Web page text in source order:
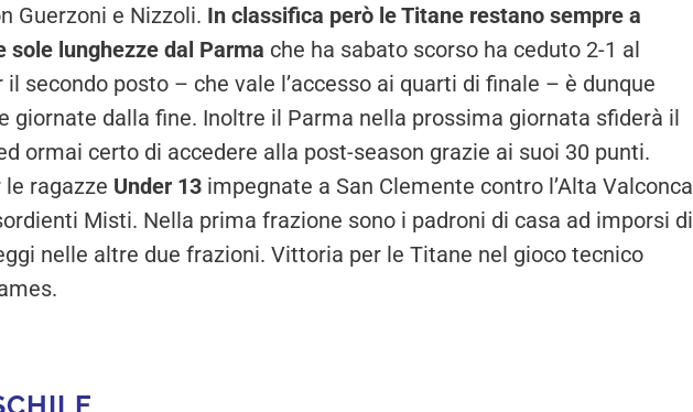
Guerzoni e Nizzoli. In classifica però le Titane restano sempre a
sole lunghezze dal Parma che ha sabato scorso ha ceduto 2-1 al
il secondo posto – che vale l’accesso ai quarti di finale – è dunque
giornate dalla fine. Inoltre il Parma nella prossima giornata sfiderà il
ormai certo di accedere alla post-season grazie ai suoi 30 punti.
ragazze Under 13 impegnate a San Clemente contro l’Alta Valconca
Misti. Nella prima frazione sono i padroni di casa ad imporsi di
nelle altre due frazioni. Vittoria per le Titane nel gioco tecnico